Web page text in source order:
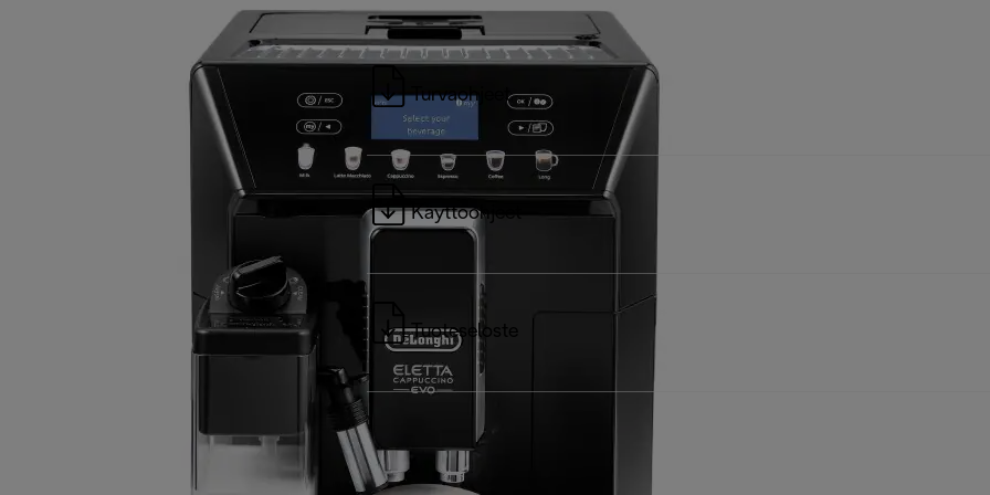
Turvaohjeet
Käyttöohjeet
Tuoteseloste